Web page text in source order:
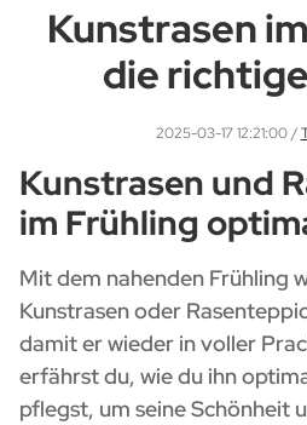
Kunstrasen
die
2025-03-17 12:21:00 /
Kunstrasen und
im Frühling
Mit dem nahenden Frühling
Kunstrasen oder
damit er wieder in voller
erfährst du, wie du ihn
pflegst, um seine Schönheit